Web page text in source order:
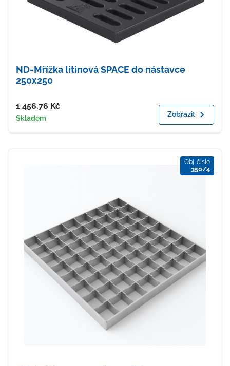
ND-Mřížka litinová SPACE do nástavce
250x250
Cena
1 456.76 Kč
Dostupnost
Skladem Zobrazit
Obj. číslo
350/4